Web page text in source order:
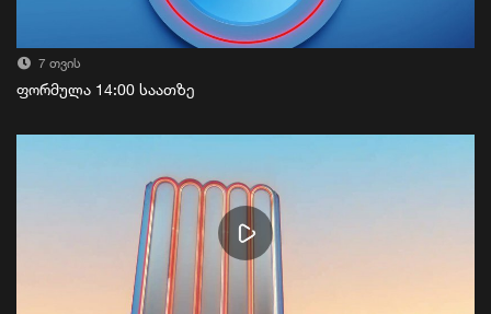
7 თვის
ფორმულა 14:00 საათზე